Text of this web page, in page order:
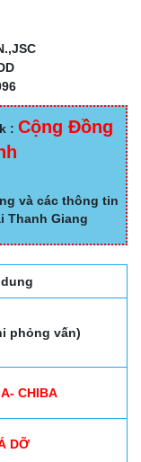
: Cộng Đồng
và các thông tin
Thanh Giang
phỏng vấn)
CHIBA
DỠ